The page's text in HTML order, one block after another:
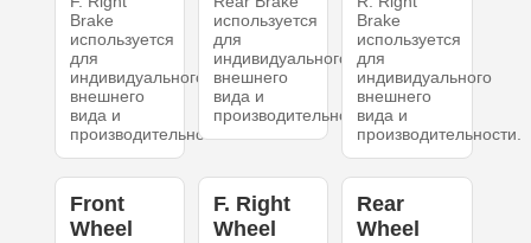
Brake
используется
для
индивидуального
внешнего
вида и
производительности.
используется
для
индивидуального
внешнего
вида и
производительности.
Brake
используется
для
индивидуального
внешнего
вида и
производительности.
Front
Wheel
F. Right
Wheel
Rear
Wheel